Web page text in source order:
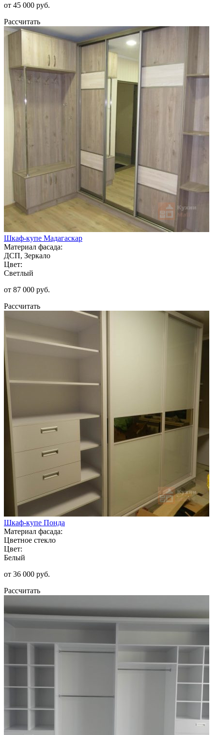
от 45 000 руб.
Рассчитать
Шкаф-купе Мадагаскар
Материал фасада:
ДСП, Зеркало
Цвет:
Светлый
от 87 000 руб.
Рассчитать
Шкаф-купе Понда
Материал фасада:
Цветное стекло
Цвет:
Белый
от 36 000 руб.
Рассчитать